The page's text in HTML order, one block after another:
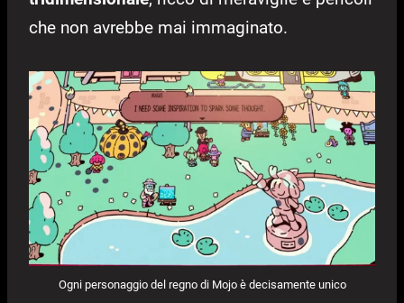
che non avrebbe mai immaginato.
Ogni personaggio del regno di Mojo è decisamente unico